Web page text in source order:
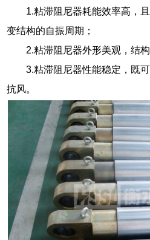
1.粘滞阻尼器耗能效率高，
变结构的自振周期；
2.粘滞阻尼器外形美观，结
3.粘滞阻尼器性能稳定，既
抗风。